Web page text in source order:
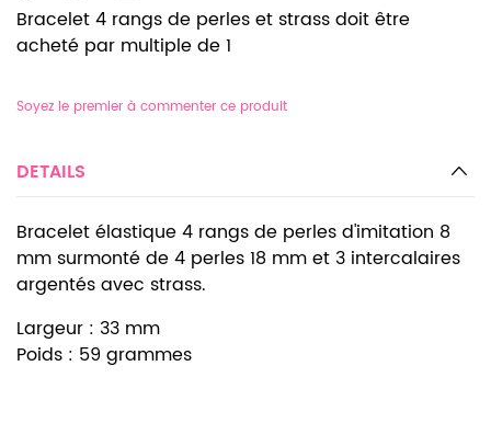
Bracelet 4 rangs de perles et strass doit être
acheté par multiple de 1
Soyez le premier à commenter ce produit
DETAILS
Bracelet élastique 4 rangs de perles d'imitation 8
mm surmonté de 4 perles 18 mm et 3 intercalaires
argentés avec strass.
Largeur : 33 mm
Poids : 59 grammes